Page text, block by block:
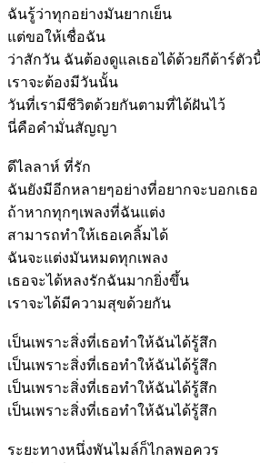
ฉันรู้ว่าทุกอย่างมันยากเย็น
แต่ขอให้เชื่อฉัน
ว่าสักวัน ฉันต้องดูแลเธอได้ด้วยกีต้าร์ตัว
เราจะต้องมีวันนั้น
วันที่เรามีชีวิตด้วยกันตามที่ได้ฝันไว้
นี่คือคำมั่นสัญญา
ดีไลลาห์ ที่รัก
ฉันยังมีอีกหลายๆอย่างที่อยากจะบอกเธอ
ถ้าหากทุกๆเพลงที่ฉันแต่ง
สามารถทำให้เธอเคลิ้มได้
ฉันจะแต่งมันหมดทุกเพลง
เธอจะได้หลงรักฉันมากยิ่งขึ้น
เราจะได้มีความสุขด้วยกัน
เป็นเพราะสิ่งที่เธอทำให้ฉันได้รู้สึก
เป็นเพราะสิ่งที่เธอทำให้ฉันได้รู้สึก
เป็นเพราะสิ่งที่เธอทำให้ฉันได้รู้สึก
เป็นเพราะสิ่งที่เธอทำให้ฉันได้รู้สึก
ระยะทางหนึ่งพันไมล์ก็ไกลพอควร